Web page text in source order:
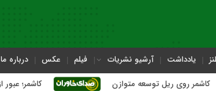
یادداشت آرشیو نشریات فیلم عکس درباره ما
توسعه متوازن کاشمر؛ عبور از بحران‌های